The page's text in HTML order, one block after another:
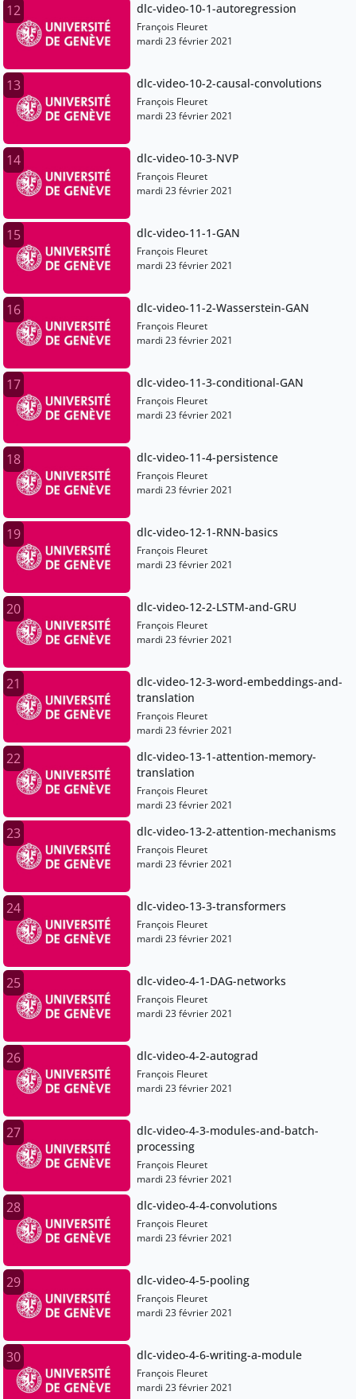
12 dlc-video-10-1-autoregression
François Fleuret
mardi 23 février 2021
13 dlc-video-10-2-causal-convolutions
François Fleuret
mardi 23 février 2021
14 dlc-video-10-3-NVP
François Fleuret
mardi 23 février 2021
15 dlc-video-11-1-GAN
François Fleuret
mardi 23 février 2021
16 dlc-video-11-2-Wasserstein-GAN
François Fleuret
mardi 23 février 2021
17 dlc-video-11-3-conditional-GAN
François Fleuret
mardi 23 février 2021
18 dlc-video-11-4-persistence
François Fleuret
mardi 23 février 2021
19 dlc-video-12-1-RNN-basics
François Fleuret
mardi 23 février 2021
20 dlc-video-12-2-LSTM-and-GRU
François Fleuret
mardi 23 février 2021
21
dlc-video-12-3-word-embeddings-and-
translation
François Fleuret
mardi 23 février 2021
22
dlc-video-13-1-attention-memory-
translation
François Fleuret
mardi 23 février 2021
23 dlc-video-13-2-attention-mechanisms
François Fleuret
mardi 23 février 2021
24 dlc-video-13-3-transformers
François Fleuret
mardi 23 février 2021
25 dlc-video-4-1-DAG-networks
François Fleuret
mardi 23 février 2021
26 dlc-video-4-2-autograd
François Fleuret
mardi 23 février 2021
27
dlc-video-4-3-modules-and-batch-
processing
François Fleuret
mardi 23 février 2021
28 dlc-video-4-4-convolutions
François Fleuret
mardi 23 février 2021
29 dlc-video-4-5-pooling
François Fleuret
mardi 23 février 2021
30 dlc-video-4-6-writing-a-module
François Fleuret
mardi 23 février 2021